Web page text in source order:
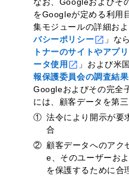
をGoogleが定める利用
集モジュールの詳細お
バシーポリシー
」な
トナーのサイトやアプ
ータ使用
」および米
報保護委員会の調査結果
Googleおよびその完全
には、顧客データを第
① 法令により開示が要
合
② 顧客データへのアク
e、そのユーザーお
を保護するために合